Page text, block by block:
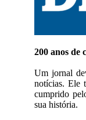
200 anos de
Um jornal
notícias. Ele
cumprido
sua história.